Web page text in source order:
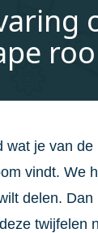
wat je van de
vindt. We
delen. Dan
twijfelen